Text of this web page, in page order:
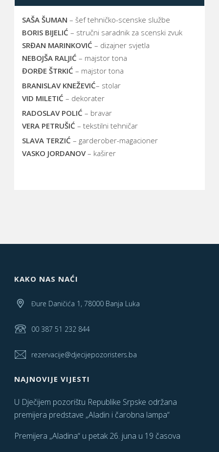
SAŠA ŠUMAN – šef tehničko-scenske službe
BORIS BIJELIĆ – stručni saradnik za scenski zvuk
SRĐAN MARINKOVIĆ – dizajner svjetla
NEBOJŠA RALJIĆ – majstor tona
ĐORĐE ŠTRKIĆ – majstor tona
BRANISLAV KNEŽEVIĆ– stolar
VID MILETIĆ – dekorater
RADOSLAV POLIĆ – bravar
VERA PETRUŠIĆ – tekstilni tehničar
SLAVA TERZIĆ – garderober-magacioner
VASKO JORDANOV– kaširer
KAKO NAS NAĆI
Đure Daničića 1, 78000 Banja Luka
00 387 51 232 844
rezervacije@djecijepozoristers.ba
NAJNOVIJE VIJESTI
U Dječijem pozorištu Republike Srpske održana
premijera predstave „Aladin i čarobna lampa“
Premijera „Aladina“ u petak 26. juna u 19 časova